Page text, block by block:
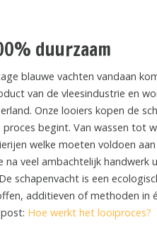
duurzaam
blauwe vachten vandaan
van de vleesindustrie en
Onze looiers kopen de
begint. Van wassen tot
welke moeten voldoen
veel ambachtelijk handwerk
schapenvacht is een
additieven of methoden in
Hoe werkt het looiproces?